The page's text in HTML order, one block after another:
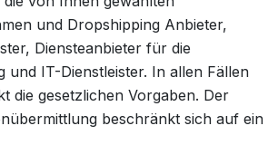
und Dropshipping Anbieter,
Diensteanbieter für die
und IT-Dienstleister. In allen Fällen
die gesetzlichen Vorgaben. Der
beschränkt sich auf ein